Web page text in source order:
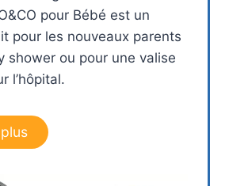
pour Bébé est un
pour les nouveaux parents
shower ou pour une valise
l’hôpital.